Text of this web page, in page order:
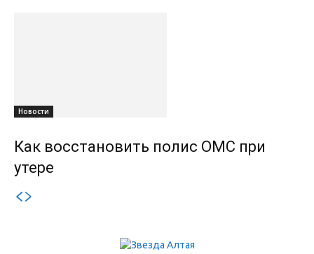
Новости
Как восстановить полис ОМС при
утере